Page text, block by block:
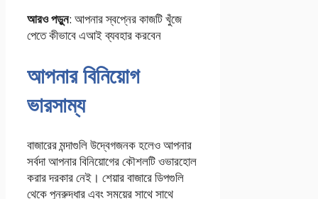
আরও পড়ুন: আপনার স্বপ্নের কাজটি খুঁজে
পেতে কীভাবে এআই ব্যবহার করবেন
আপনার বিনিয়োগ
ভারসাম্য
বাজারের মন্দাগুলি উদ্বেগজনক হলেও আপনার
সর্বদা আপনার বিনিয়োগের কৌশলটি ওভারহোল
করার দরকার নেই। শেয়ার বাজারে ডিপগুলি
থেকে পুনরুদ্ধার এবং সময়ের সাথে সাথে